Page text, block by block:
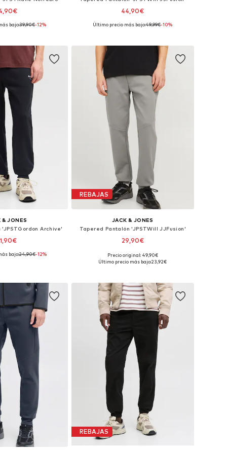
muchas tallas
bajo:39,90€-12%
44,90€
+1
Disponible en muchas tallas
Último precio más bajo:49,99€-10%
& JONES
Archive'
33, 34, 35-36, 38
bajo:24,90€-12%
REBAJAS
JACK & JONES
Tapered Pantalón 'JPSTWill JJFusion'
29,90€
+1
Tallas disponibles: 31-32, 33, 34, 35-36
Precio original: 49,90€
Último precio más bajo:23,92€
REBAJAS